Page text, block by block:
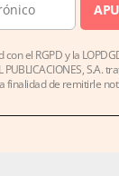
el RGPD y la
PUBLICACIONES, S.A.
finalidad de remitirle